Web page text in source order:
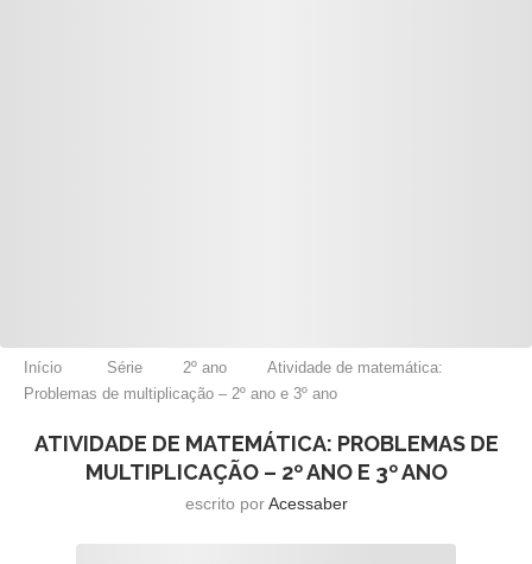
Início Série 2º ano
Atividade de matemática:
Problemas de multiplicação – 2º ano e 3º ano
ATIVIDADE DE MATEMÁTICA: PROBLEMAS DE
MULTIPLICAÇÃO – 2º ANO E 3º ANO
escrito porAcessaber